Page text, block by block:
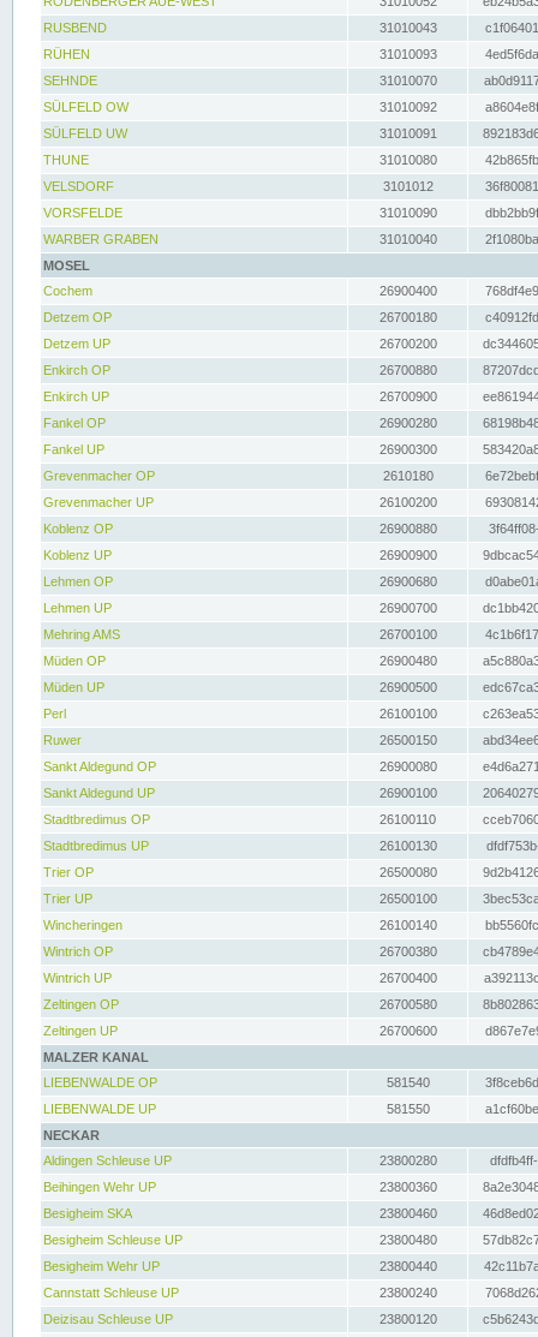
RUSBEND
31010043
RÜHEN
31010093
SEHNDE
31010070
SÜLFELD OW
31010092
SÜLFELD UW
31010091
THUNE
31010080
VELSDORF
3101012
VORSFELDE
31010090
WARBER GRABEN
31010040
MOSEL
Cochem
26900400
Detzem OP
26700180
Detzem UP
26700200
Enkirch OP
26700880
Enkirch UP
26700900
Fankel OP
26900280
Fankel UP
26900300
Grevenmacher OP
2610180
Grevenmacher UP
26100200
Koblenz OP
26900880
Koblenz UP
26900900
Lehmen OP
26900680
Lehmen UP
26900700
Mehring AMS
26700100
Müden OP
26900480
Müden UP
26900500
Perl
26100100
Ruwer
26500150
Sankt Aldegund OP
26900080
Sankt Aldegund UP
26900100
Stadtbredimus OP
26100110
Stadtbredimus UP
26100130
Trier OP
26500080
Trier UP
26500100
Wincheringen
26100140
Wintrich OP
26700380
Wintrich UP
26700400
Zeltingen OP
26700580
Zeltingen UP
26700600
MALZER KANAL
LIEBENWALDE OP
581540
LIEBENWALDE UP
581550
NECKAR
Aldingen Schleuse UP
23800280
Beihingen Wehr UP
23800360
Besigheim SKA
23800460
Besigheim Schleuse UP
23800480
Besigheim Wehr UP
23800440
Cannstatt Schleuse UP
23800240
Deizisau Schleuse UP
23800120